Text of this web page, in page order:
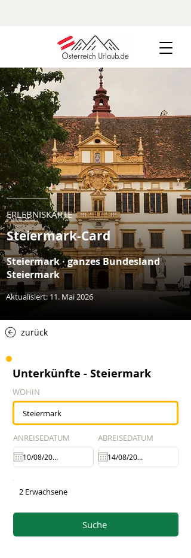
ERLEBNISKARTE
Steiermark-Card
Steiermark · ganzes Bundesland
Steiermark
Aktualisiert: 11. Mai 2026
zurück
Unterkünfte - Steiermark
WOHIN
ANREISEDATUM ABREISEDATUM
2 Erwachsene
Suche